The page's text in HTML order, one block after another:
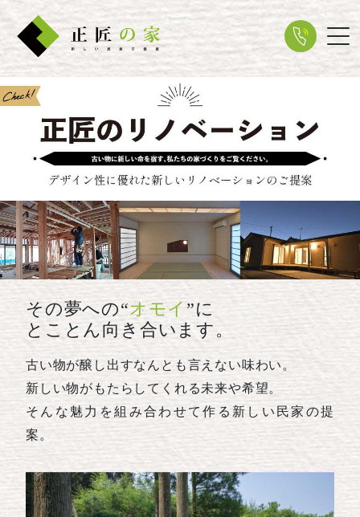
その夢への“オモイ ”に
とことん向き合います。
古い物が醸し出すなんとも言えない味わい。
新しい物がもたらしてくれる未来や希望。
そんな魅力を組み合わせて作る新しい民家の提
案。